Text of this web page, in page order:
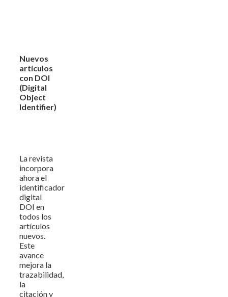
Nuevos
artículos
con DOI
(Digital
Object
Identifier)
La revista
incorpora
ahora el
identificador
digital
DOI en
todos los
artículos
nuevos.
Este
avance
mejora la
trazabilidad,
la
citación y